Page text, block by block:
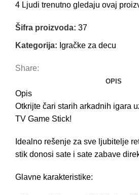
4 Ljudi trenutno gledaju ovaj
Šifra proizvoda: 37
Kategorija: Igračke za decu
Share:
OPIS
Opis
Otkrijte čari starih arkadnih igara
TV Game Stick!
Idealno rešenje za sve ljubitelje
stik donosi sate i sate zabave
Glavne karakteristike: